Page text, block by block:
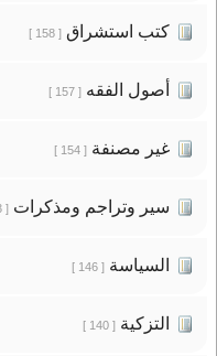
كتب استشراق[ 158 ]
أصول الفقه[ 157 ]
غير مصنفة[ 154 ]
سير وتراجم ومذكرات[ 153 ]
السياسة[ 146 ]
التزكية[ 140 ]